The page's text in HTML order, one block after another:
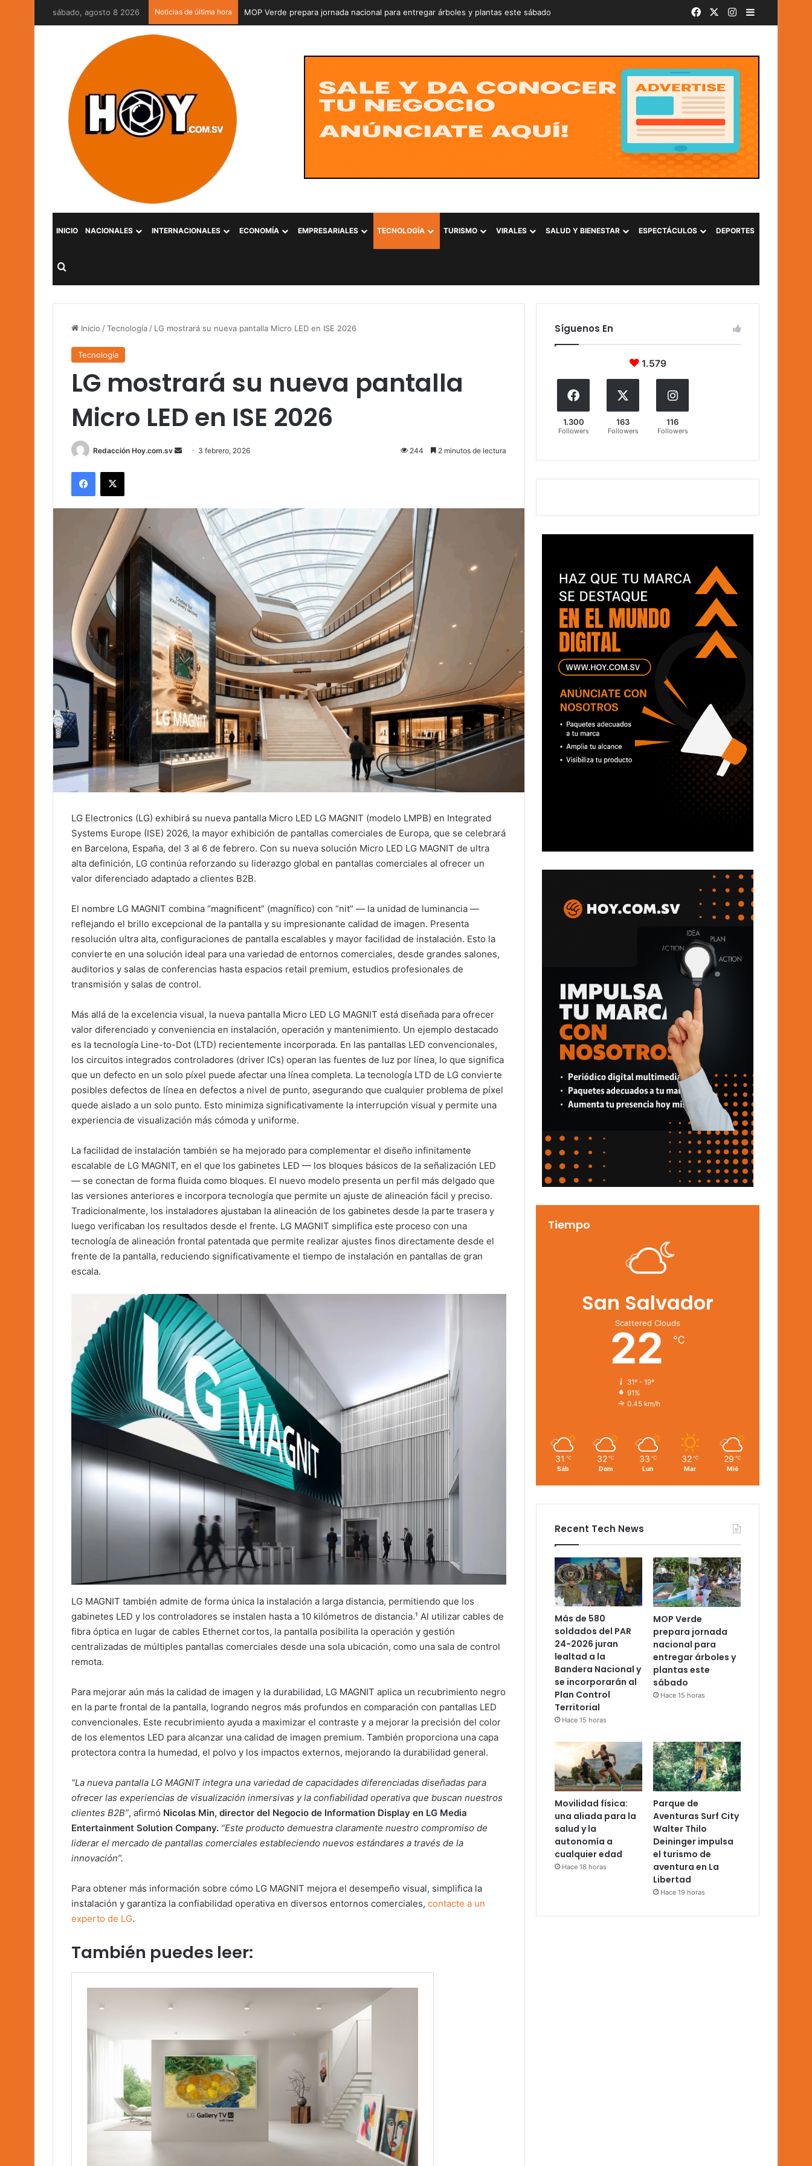
sábado, agosto 8 2026 Noticias de última hora MOP Verde prepara jornada nacional para entregar árboles y plantas este sábado FacebookInstagram
Barra lateral
INICIO NACIONALES INTERNACIONALES ECONOMÍA EMPRESARIALES TECNOLOGÍA TURISMO VIRALES SALUD Y BIENESTAR ESPECTÁCULOS DEPORTES
Buscar por
Inicio /Tecnología / LG mostrará su nueva pantalla Micro LED en ISE 2026
Tecnología
LG mostrará su nueva pantalla
Micro LED en ISE 2026
Redacción Hoy.com.sv
Send 3 febrero, 2026 244 2 minutos de lectura
Facebook
X
LG Electronics (LG) exhibirá su nueva pantalla Micro LED LG MAGNIT (modelo LMPB) en Integrated
Systems Europe (ISE) 2026, la mayor exhibición de pantallas comerciales de Europa, que se celebrará
en Barcelona, España, del 3 al 6 de febrero. Con su nueva solución Micro LED LG MAGNIT de ultra
alta definición, LG continúa reforzando su liderazgo global en pantallas comerciales al ofrecer un
valor diferenciado adaptado a clientes B2B.
El nombre LG MAGNIT combina “magnificent” (magnífico) con “nit” — la unidad de luminancia —
reflejando el brillo excepcional de la pantalla y su impresionante calidad de imagen. Presenta
resolución ultra alta, configuraciones de pantalla escalables y mayor facilidad de instalación. Esto la
convierte en una solución ideal para una variedad de entornos comerciales, desde grandes salones,
auditorios y salas de conferencias hasta espacios retail premium, estudios profesionales de
transmisión y salas de control.
Más allá de la excelencia visual, la nueva pantalla Micro LED LG MAGNIT está diseñada para ofrecer
valor diferenciado y conveniencia en instalación, operación y mantenimiento. Un ejemplo destacado
es la tecnología Line-to-Dot (LTD) recientemente incorporada. En las pantallas LED convencionales,
los circuitos integrados controladores (driver ICs) operan las fuentes de luz por línea, lo que significa
que un defecto en un solo píxel puede afectar una línea completa. La tecnología LTD de LG convierte
posibles defectos de línea en defectos a nivel de punto, asegurando que cualquier problema de píxel
quede aislado a un solo punto. Esto minimiza significativamente la interrupción visual y permite una
experiencia de visualización más cómoda y uniforme.
La facilidad de instalación también se ha mejorado para complementar el diseño infinitamente
escalable de LG MAGNIT, en el que los gabinetes LED — los bloques básicos de la señalización LED
— se conectan de forma fluida como bloques. El nuevo modelo presenta un perfil más delgado que
las versiones anteriores e incorpora tecnología que permite un ajuste de alineación fácil y preciso.
Tradicionalmente, los instaladores ajustaban la alineación de los gabinetes desde la parte trasera y
luego verificaban los resultados desde el frente. LG MAGNIT simplifica este proceso con una
tecnología de alineación frontal patentada que permite realizar ajustes finos directamente desde el
frente de la pantalla, reduciendo significativamente el tiempo de instalación en pantallas de gran
escala.
LG MAGNIT también admite de forma única la instalación a larga distancia, permitiendo que los
gabinetes LED y los controladores se instalen hasta a 10 kilómetros de distancia.¹ Al utilizar cables de
fibra óptica en lugar de cables Ethernet cortos, la pantalla posibilita la operación y gestión
centralizadas de múltiples pantallas comerciales desde una sola ubicación, como una sala de control
remota.
Para mejorar aún más la calidad de imagen y la durabilidad, LG MAGNIT aplica un recubrimiento negro
en la parte frontal de la pantalla, logrando negros más profundos en comparación con pantallas LED
convencionales. Este recubrimiento ayuda a maximizar el contraste y a mejorar la precisión del color
de los elementos LED para alcanzar una calidad de imagen premium. También proporciona una capa
protectora contra la humedad, el polvo y los impactos externos, mejorando la durabilidad general.
“La nueva pantalla LG MAGNIT integra una variedad de capacidades diferenciadas diseñadas para
ofrecer las experiencias de visualización inmersivas y la confiabilidad operativa que buscan nuestros
clientes B2B”, afirmó Nicolas Min, director del Negocio de Information Display en LG Media
Entertainment Solution Company. “Este producto demuestra claramente nuestro compromiso de
liderar el mercado de pantallas comerciales estableciendo nuevos estándares a través de la
innovación”.
Para obtener más información sobre cómo LG MAGNIT mejora el desempeño visual, simplifica la
instalación y garantiza la confiabilidad operativa en diversos entornos comerciales, contacte a un
experto de LG.
También puedes leer:
Síguenos En
1.579
1.300
Followers
163
Followers
116
Followers
Tiempo
San Salvador
Scattered Clouds
22 ℃
31º - 19º
91%
0.45 km/h
31 ℃
Sáb
32 ℃
Dom
33 ℃
Lun
32 ℃
Mar
29 ℃
Mié
Recent Tech News
Más de 580
soldados del PAR
24-2026 juran
lealtad a la
Bandera Nacional y
se incorporarán al
Plan Control
Territorial
Hace 15 horas
MOP Verde
prepara jornada
nacional para
entregar árboles y
plantas este
sábado
Hace 15 horas
Movilidad física:
una aliada para la
salud y la
autonomía a
cualquier edad
Hace 18 horas
Parque de
Aventuras Surf City
Walter Thilo
Deininger impulsa
el turismo de
aventura en La
Libertad
Hace 19 horas